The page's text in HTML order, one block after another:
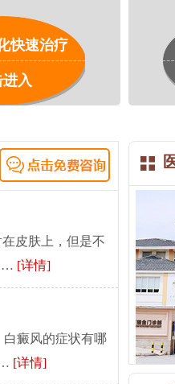
快速治疗
进入
皮肤上，但是不
[详情]
癜风的症状有哪
[详情]